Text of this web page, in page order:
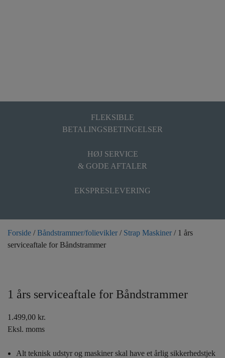
FLEKSIBLE
BETALINGSBETINGELSER
HØJ SERVICE
& GODE AFTALER
EKSPRESLEVERING
Forside /Båndstrammer/folievikler / Strap Maskiner / 1 års
serviceaftale for Båndstrammer
1 års serviceaftale for Båndstrammer
1.499,00 kr.
Eksl. moms
Alt teknisk udstyr og maskiner skal have et årlig sikkerhedstjek